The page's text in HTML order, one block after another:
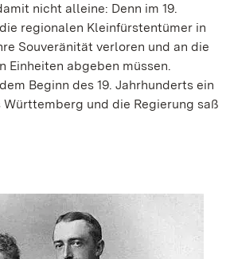
nicht alleine: Denn im 19.
regionalen Kleinfürstentümer in
Souveränität verloren und an die
Einheiten abgeben müssen.
Beginn des 19. Jahrhunderts ein
Württemberg und die Regierung saß